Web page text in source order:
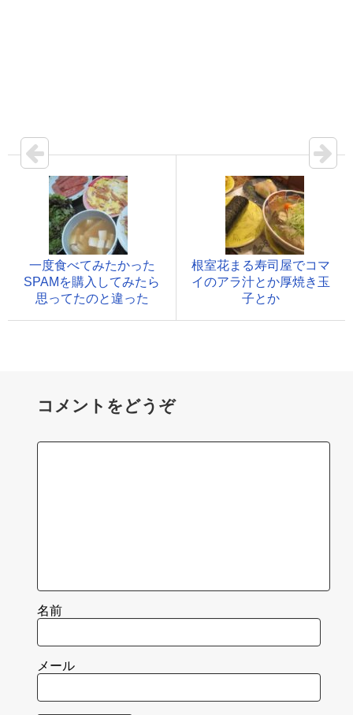
一度食べてみたかった
SPAMを購入してみたら
思ってたのと違った
根室花まる寿司屋でコマ
イのアラ汁とか厚焼き玉
子とか
コメントをどうぞ
名前
メール